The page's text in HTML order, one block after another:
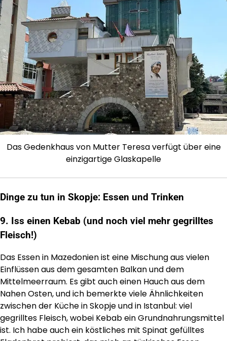
Das Gedenkhaus von Mutter Teresa verfügt über eine
einzigartige Glaskapelle
Dinge zu tun in Skopje: Essen und Trinken
9. Iss einen Kebab (und noch viel mehr gegrilltes
Fleisch!)
Das Essen in Mazedonien ist eine Mischung aus vielen
Einflüssen aus dem gesamten Balkan und dem
Mittelmeerraum. Es gibt auch einen Hauch aus dem
Nahen Osten, und ich bemerkte viele Ähnlichkeiten
zwischen der Küche in Skopje und in Istanbul: viel
gegrilltes Fleisch, wobei Kebab ein Grundnahrungsmittel
ist. Ich habe auch ein köstliches mit Spinat gefülltes